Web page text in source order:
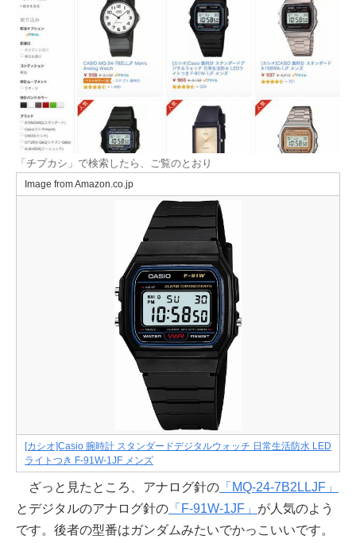
「チプカシ」で検索したら、ご覧のとおり
Image from Amazon.co.jp
[カシオ]Casio 腕時計 スタンダードデジタルウォッチ 日常生活防水 LED
ライトつき F-91W-1JF メンズ
ざっと見たところ、アナログ針の 「MQ-24-7B2LLJF」
とデジタルのアナログ針の 「F-91W-1JF」 が人気のよう
です。後者の型番はガンダムみたいでかっこいいです。